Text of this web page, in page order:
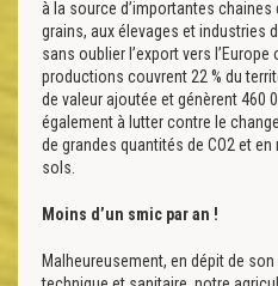
à la source d’importantes
grains, aux élevages et industries
sans oublier l’export vers
productions couvrent 22 % du
de valeur ajoutée et génèrent 460
également à lutter contre le
de grandes quantités de CO2 et
sols.
Moins d’un smic par an !
Malheureusement, en dépit de